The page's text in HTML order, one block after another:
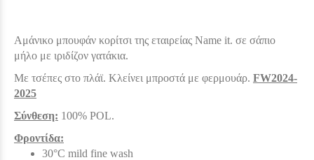
Αμάνικο μπουφάν κορίτσι της εταιρείας Name it. σε σάπιο
μήλο με ιριδίζον γατάκια.
Με τσέπες στο πλάϊ. Κλείνει μπροστά με φερμουάρ. FW2024-
2025
Σύνθεση: 100% POL.
Φροντίδα:
30°C mild fine wash